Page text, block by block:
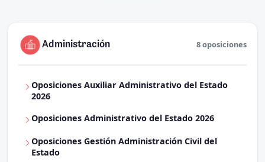
Administración 8 oposiciones
Oposiciones Auxiliar Administrativo del Estado
2026
Oposiciones Administrativo del Estado 2026
Oposiciones Gestión Administración Civil del
Estado